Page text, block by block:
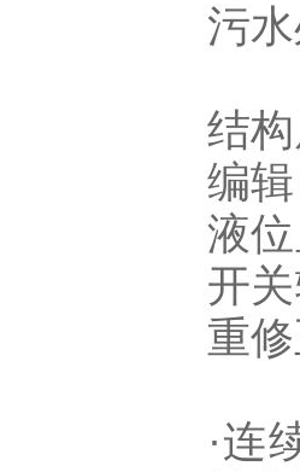
污
结
编辑
液
开
重
·连